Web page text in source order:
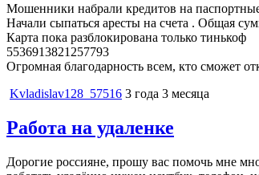
Мошенники набрали кредитов на
Начали сыпаться аресты на счета . Общая
Карта пока разблокирована только тинькоф
5536913821257793
Огромная благодарность всем, кто сможет
Kvladislav128_57516 3 года 3 месяца
Работа на удаленке
Дорогие россияне, прошу вас помочь мне